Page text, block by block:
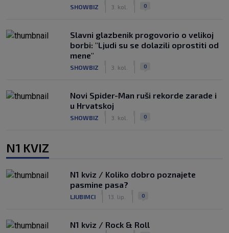
SHOWBIZ 3. kol. 0
Slavni glazbenik progovorio o velikoj
borbi: "Ljudi su se dolazili oprostiti od
mene"
SHOWBIZ 3. kol. 0
Novi Spider-Man ruši rekorde zarade i
u Hrvatskoj
SHOWBIZ 3. kol. 0
N1 KVIZ
N1 kviz / Koliko dobro poznajete
pasmine pasa?
LJUBIMCI 13. lip. 0
N1 kviz / Rock & Roll